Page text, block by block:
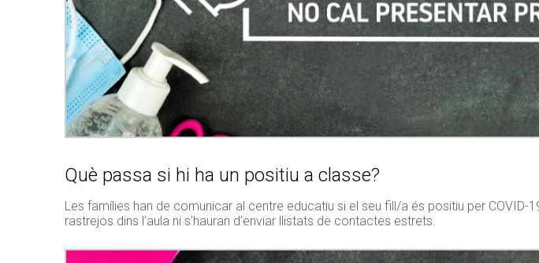
Què passa si hi ha un positiu a classe?
Les famílies han de comunicar al centre educatiu si el seu fill/a és positiu per COVID-
rastrejos dins l’aula ni s’hauran d’enviar llistats de contactes estrets.